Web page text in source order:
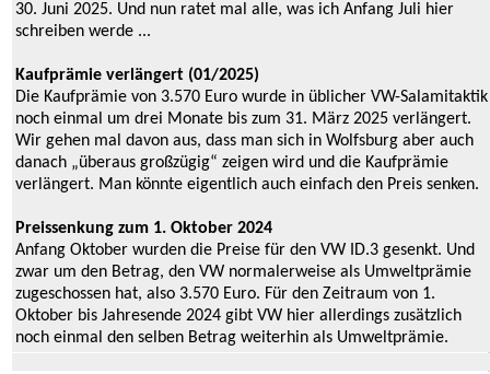
30. Juni 2025. Und nun ratet mal alle, was ich Anfang Juli hier
schreiben werde ...
Kaufprämie verlängert (01/2025)
Die Kaufprämie von 3.570 Euro wurde in üblicher VW-Salamitaktik
noch einmal um drei Monate bis zum 31. März 2025 verlängert.
Wir gehen mal davon aus, dass man sich in Wolfsburg aber auch
danach „überaus großzügig“ zeigen wird und die Kaufprämie
verlängert. Man könnte eigentlich auch einfach den Preis senken.
Preissenkung zum 1. Oktober 2024
Anfang Oktober wurden die Preise für den VW ID.3 gesenkt. Und
zwar um den Betrag, den VW normalerweise als Umweltprämie
zugeschossen hat, also 3.570 Euro. Für den Zeitraum von 1.
Oktober bis Jahresende 2024 gibt VW hier allerdings zusätzlich
noch einmal den selben Betrag weiterhin als Umweltprämie.